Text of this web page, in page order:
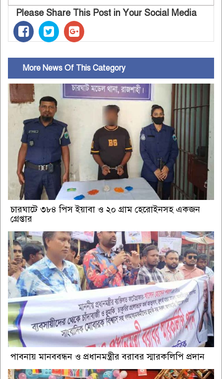
Please Share This Post in Your Social Media
More News Of This Category
চারঘাটে ৩৮৪ পিস ইয়াবা ও ২০ গ্রাম হেরোইনসহ একজন
গ্রেপ্তার
পাবনায় মানববন্ধন ও প্রধানমন্ত্রীর বরাবর স্মারকলিপি প্রদান